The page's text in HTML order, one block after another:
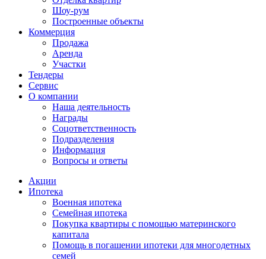
Шоу-рум
Построенные объекты
Коммерция
Продажа
Аренда
Участки
Тендеры
Сервис
О компании
Наша деятельность
Награды
Соцответственность
Подразделения
Информация
Вопросы и ответы
Акции
Ипотека
Военная ипотека
Семейная ипотека
Покупка квартиры с помощью материнского
капитала
Помощь в погашении ипотеки для многодетных
семей